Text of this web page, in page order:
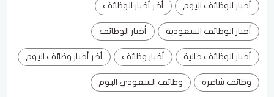
أخبار الوظائف اليوم أخر أخبار الوظائف
أخبار الوظائف السعودية أخبار الوظائف
أخبار الوظائف خالية أخبار وظائف أخر أخبار وظائف اليوم
وظائف شاغرة وظائف السعودي اليوم